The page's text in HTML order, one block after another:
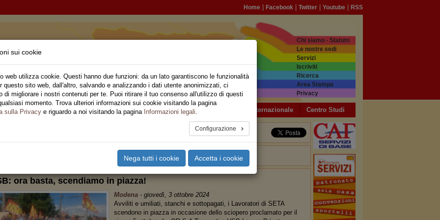
Home Facebook Twitter Youtube RSS
Regionale
Chi siamo - Statuto
Le nostre sedi
Servizi
Iscriviti
Ricerca
Area Stampa
Privacy
Privato Territori Sociale Speciali Multimedia Internazionale Centro Studi
ora basta, scendiamo in piazza!
Modena- giovedì, 3 ottobre 2024
Avviliti e umiliati, stanchi e sottopagati, i Lavoratori di SETA
scendono in piazza in occasione dello sciopero proclamato per il
sui cookie
web utilizza cookie. Questi hanno due funzioni: da un lato garantiscono le funzionalità
questo sito web, dall'altro, salvando e analizzando i dati utente anonimizzati, ci
di migliorare i nostri contenuti per te. Puoi ritirare il tuo consenso all'utilizzo di questi
momento. Trova ulteriori informazioni sui cookie visitando la pagina
sulla Privacy e riguardo a noi visitando la pagina Informazioni legali.
Configurazione
Nega tutti i cookie Accetta i cookie